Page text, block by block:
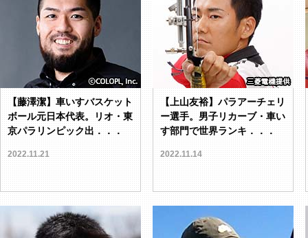
【藤澤潔】車いすバスケット
ボール元日本代表。リオ・東
京パラリンピック出．．．
2022.11.21
【上山友裕】パラアーチェリ
ー選手。男子リカーブ・車い
す部門で世界ランキ．．．
2022.11.14